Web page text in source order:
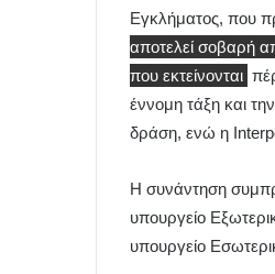
Εγκλήματος, που
αποτελεί σοβαρή
που εκτείνονται
έννομη τάξη και
δράση, ενώ η
Η συνάντηση
υπουργείο
υπουργείο